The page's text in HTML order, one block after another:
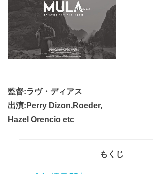
監督:ラヴ・ディアス
出演:Perry Dizon,Roeder,
Hazel Orencio etc
もくじ